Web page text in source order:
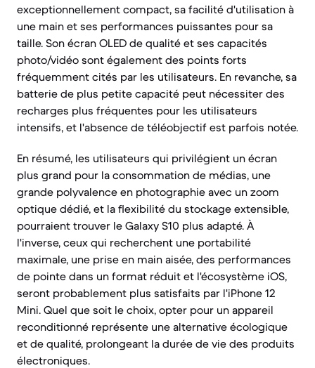
exceptionnellement compact, sa facilité d'utilisation à
une main et ses performances puissantes pour sa
taille. Son écran OLED de qualité et ses capacités
photo/vidéo sont également des points forts
fréquemment cités par les utilisateurs. En revanche, sa
batterie de plus petite capacité peut nécessiter des
recharges plus fréquentes pour les utilisateurs
intensifs, et l'absence de téléobjectif est parfois notée.
En résumé, les utilisateurs qui privilégient un écran
plus grand pour la consommation de médias, une
grande polyvalence en photographie avec un zoom
optique dédié, et la flexibilité du stockage extensible,
pourraient trouver le Galaxy S10 plus adapté. À
l'inverse, ceux qui recherchent une portabilité
maximale, une prise en main aisée, des performances
de pointe dans un format réduit et l'écosystème iOS,
seront probablement plus satisfaits par l'iPhone 12
Mini. Quel que soit le choix, opter pour un appareil
reconditionné représente une alternative écologique
et de qualité, prolongeant la durée de vie des produits
électroniques.